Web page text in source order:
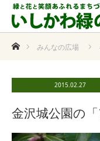
ホームみんなの広場
2015.02.27
金沢城公園の「